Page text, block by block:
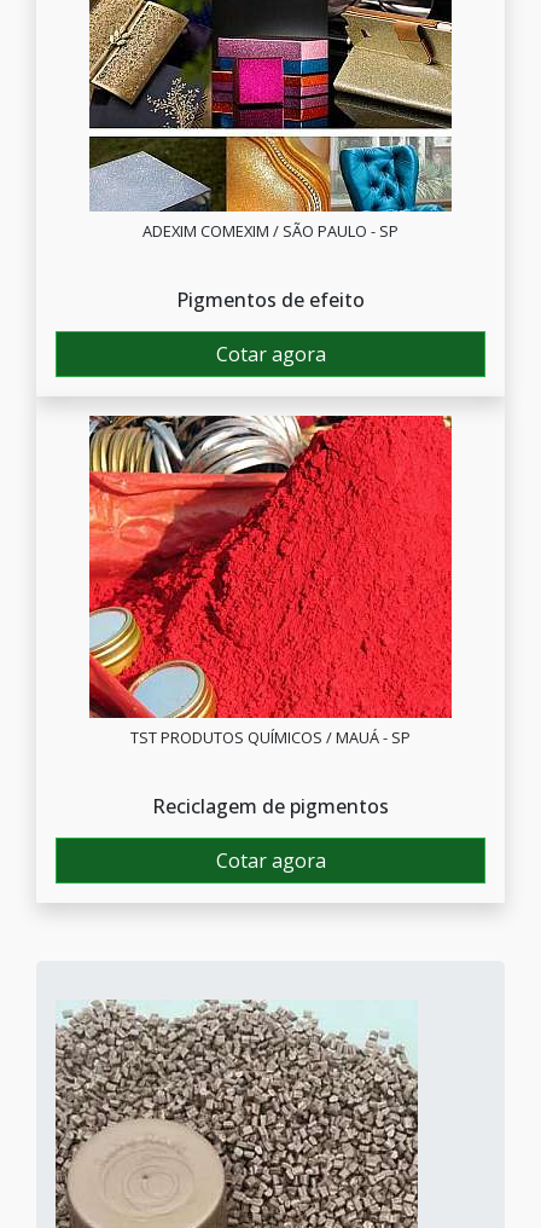
ADEXIM COMEXIM / SÃO PAULO - SP
Pigmentos de efeito
Cotar agora
TST PRODUTOS QUÍMICOS / MAUÁ - SP
Reciclagem de pigmentos
Cotar agora